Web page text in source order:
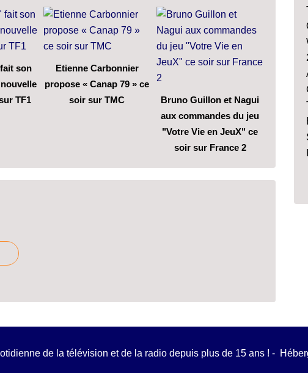
son
TF1
Etienne Carbonnier
propose « Canap 79 » ce
soir sur TMC
Bruno Guillon et Nagui
aux commandes du jeu
"Votre Vie en JeuX" ce
soir sur France 2
de la télévision et de la radio depuis plus de 15 ans ! -